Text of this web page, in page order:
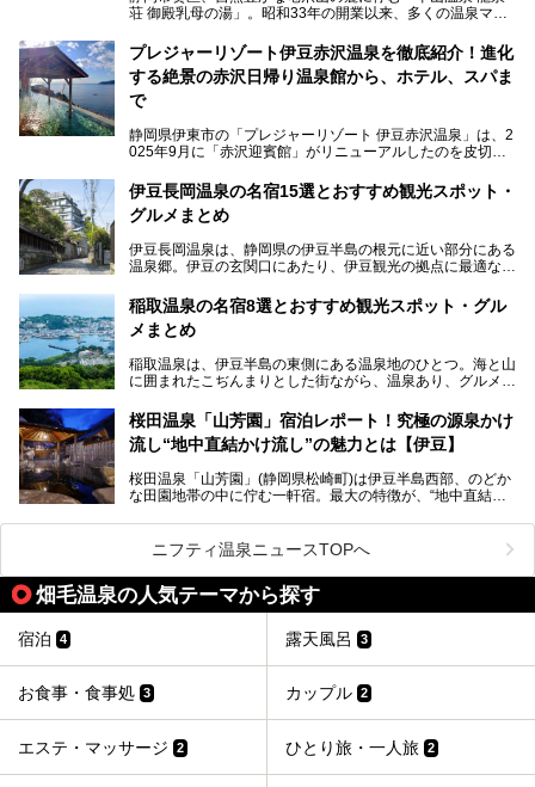
荘 御殿乳母の湯」。昭和33年の開業以来、多くの温泉マニ
極上温泉です。お湯はもちろん、実はグルメも揃っているん
です。多くのファンを持つ、その圧倒的なこだわりと魅力を
解説します。
プレジャーリゾート伊豆赤沢温泉を徹底紹介！進化
する絶景の赤沢日帰り温泉館から、ホテル、スパま
で
静岡県伊東市の「プレジャーリゾート 伊豆赤沢温泉」は、2
025年9月に「赤沢迎賓館」がリニューアルしたのを皮切り
館」、「RED 28 HOTEL」がリニューアル。さらにこのあ
とグランピング施設のGRAX EARTH FIELD（グラックスア
ースフィールド）、大型屋内アミューズメント施設のPLEA
予定。
ャー施設など、現在リニューアルオープンしている施設を中
心に、家族連れでも大人だけでも、おひとりさまでも多彩な
楽しみ方ができる「プレジャーリゾート 伊豆赤沢温泉」を
───
この記事はプレジャーリゾート 伊豆赤沢温泉のPR記事で
す。
伊豆長岡温泉の名宿15選とおすすめ観光スポット・
グルメまとめ
伊豆長岡温泉は、静岡県の伊豆半島の根元に近い部分にある
温泉郷。伊豆の玄関口にあたり、伊豆観光の拠点に最適な立
ちろん日帰りでも楽しめるのが魅力です。
この記事では、伊豆長岡温泉の歴史や魅力、おすすめの宿を
る温泉施設も紹介します！
稲取温泉の名宿8選とおすすめ観光スポット・グル
メまとめ
稲取温泉は、伊豆半島の東側にある温泉地のひとつ。海と山
に囲まれたこぢんまりとした街ながら、温泉あり、グルメあ
京からは約2時間30分、直通電車もありアクセスしやすいの
もうれしいところ。
入れる温泉施設、チェックしたい観光スポットやアクティビ
ティなどを一挙にまとめピックアップ。伊豆稲取温泉を訪れ
桜田温泉「山芳園」宿泊レポート！究極の源泉かけ
流し“地中直結かけ流し”の魅力とは【伊豆】
桜田温泉「山芳園」(静岡県松崎町)は伊豆半島西部、のどか
な田園地帯の中に佇む一軒宿。最大の特徴が、“地中直結か
地下に眠る源泉を加水・加温・消毒無し、さらには途中過程
で空気にも触れさせることなく浴槽まで提供。「究極の源泉
かけ流し」と言っても決して過言ではありません。
今回、桜田温泉「山芳園」の“温泉”を中心に、その魅力を詳
細レポート。また口コミの評判も非常に高い宿であり、客室
や食事も併せて徹底紹介します！
ニフティ温泉ニュースTOPへ
畑毛温泉の人気テーマから探す
宿泊 4 露天風呂 3
お食事・食事処 3 カップル 2
エステ・マッサージ 2 ひとり旅・一人旅 2